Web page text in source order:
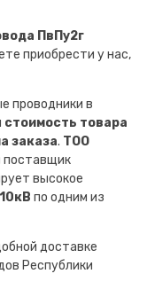
ПвПу2г
приобрести у нас,
проводники в
стоимость товара
заказа. ТОО
поставщик
высокое
по одним из
доставке
Республики